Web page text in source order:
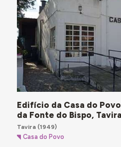
Edifício da Casa do
da Fonte do Bispo, Tavira
Tavira(1949)
Casa do Povo